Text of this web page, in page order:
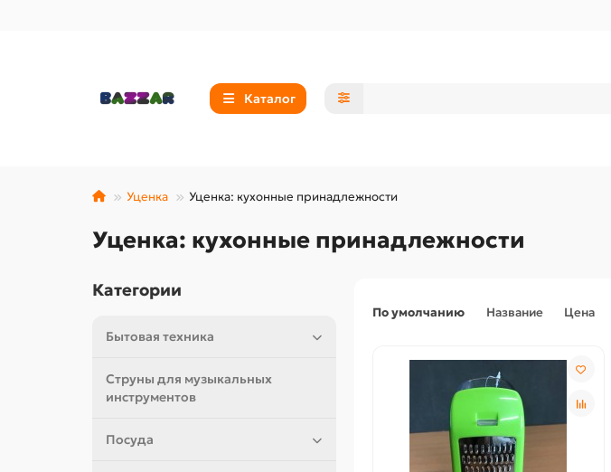
Каталог
Уценка Уценка: кухонные принадлежности
Уценка: кухонные принадлежности
Категории
Бытовая техника
Струны для музыкальных
инструментов
Посуда
По умолчанию Название Цена